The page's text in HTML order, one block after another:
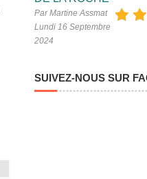
Par Martine Assmat
Lundi 16 Septembre
2024
SUIVEZ-NOUS SUR